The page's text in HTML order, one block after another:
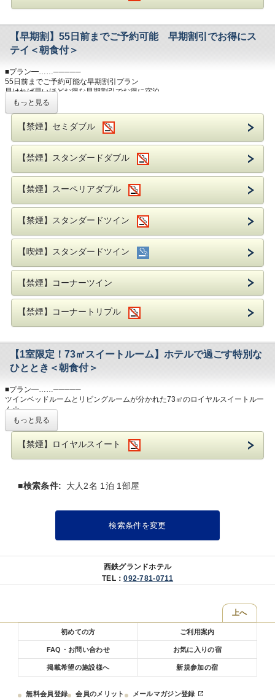
【早期割】55日前までご予約可能 早期割引でお得にス
テイ＜朝食付＞
■プラン━……─────
55日前までご予約可能な早期割引プラン
早ければ早いほどお得な早期割引でお得に宿泊
・チェックイン 15：00～／チェックアウト ～11：00
■朝食━……─────
地元九州、国産の食材を使用したブッフェをお楽しみいただけます。
上がりください。
内容：和洋朝食ブッフェ
会場：1階 オールデイダイニング グランカフェ
時間：7：00～10：00（O.S 9：45）
い。
・全客室Wi-Fi接続無料
・ミネラルウォーターお1人様1本サービス
・コンビニエンスストア徒歩1分
・加湿機能付空気清浄機完備
■アクセス━……─────
福岡市営地下鉄「天神」駅まで
福岡空港からは、5駅約11分。JR博多駅からは、3駅約5分
地下鉄天神駅「2番出口」より徒歩約1分。
ださい。
岩田屋まで徒歩約2分・福岡三越まで徒歩約5分でショッピングにも最適！
にも好アクセス
国際会議場、マリンメッセ、福岡サンパレスへバスで約10分（最寄バス停まで
徒歩約5分）
もっと見る
【禁煙】セミダブル
【禁煙】スタンダードダブル
【禁煙】スーペリアダブル
【禁煙】スタンダードツイン
【喫煙】スタンダードツイン
【禁煙】コーナーツイン
【禁煙】コーナートリプル
【1室限定！73㎡スイートルーム】ホテルで過ごす特別な
ひととき＜朝食付＞
■プラン━……─────
ツインベッドルームとリビングルームが分かれた73㎡のロイヤルスイートルー
ム☆
ご宿泊と朝食がセットになったプランをご用意いたしました。
青い絨毯が印象的な室内は、英国風のデザインで優雅なひとときを演出します。
大切な方とのご宿泊やご両親へのプレゼント、自分へのご褒美など…
地元九州、国産の食材を使用したブッフェをお楽しみいただけます。
シェフがその場でつくるオムレツやホテルメイドのブレッドなど、存分にお召し
内容：和洋朝食ブッフェ
会場：1階 オールデイダイニング グランカフェ
時間：7：00～10：00（O.S 9：45）
※添寝のお子様(4～6歳未就学児)は、朝食代1000円を現地にてお支払いくださ
・全客室Wi-Fi接続無料
・ミネラルウォーターお1人様1本サービス
・コンビニエンスストア徒歩1分
・加湿機能付空気清浄機完備
もっと見る
【禁煙】ロイヤルスイート
■検索条件: 大人2名 1泊 1部屋
検索条件を変更
西鉄グランドホテル
TEL：092-781-0711
上へ
初めての方 ご利用案内
FAQ・お問い合わせ お気に入りの宿
掲載希望の施設様へ 新規参加の宿
無料会員登録 会員のメリット メールマガジン登録